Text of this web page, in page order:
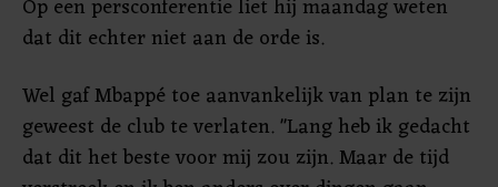
Op een persconferentie liet hij maandag weten
dat dit echter niet aan de orde is.
Wel gaf Mbappé toe aanvankelijk van plan te zijn
geweest de club te verlaten. "Lang heb ik gedacht
dat dit het beste voor mij zou zijn. Maar de tijd